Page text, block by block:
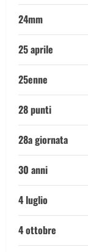
24mm
25 aprile
25enne
28 punti
28a giornata
30 anni
4 luglio
4 ottobre